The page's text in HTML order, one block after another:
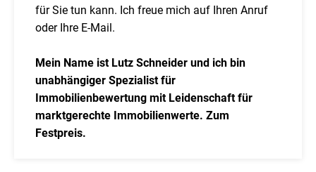
für Sie tun kann. Ich freue mich auf Ihren Anruf
oder Ihre E-Mail.
Mein Name ist Lutz Schneider und ich bin
unabhängiger Spezialist für
Immobilienbewertung mit Leidenschaft für
marktgerechte Immobilienwerte. Zum
Festpreis.